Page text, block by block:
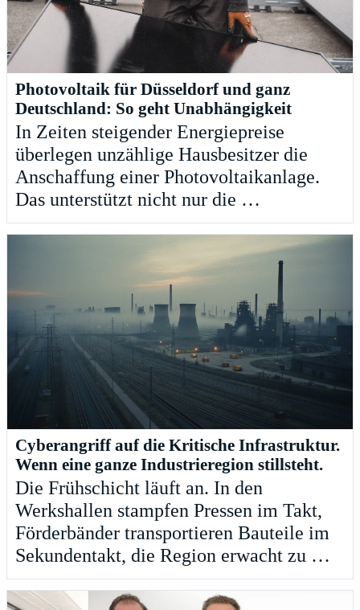
Photovoltaik für Düsseldorf und ganz
Deutschland: So geht Unabhängigkeit
In Zeiten steigender Energiepreise
überlegen unzählige Hausbesitzer die
Anschaffung einer Photovoltaikanlage.
Das unterstützt nicht nur die …
Cyberangriff auf die Kritische Infrastruktur.
Wenn eine ganze Industrieregion stillsteht.
Die Frühschicht läuft an. In den
Werkshallen stampfen Pressen im Takt,
Förderbänder transportieren Bauteile im
Sekundentakt, die Region erwacht zu …